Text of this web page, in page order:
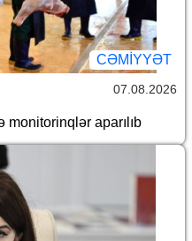
CƏMİYYƏT
07.08.2026
aparılıb